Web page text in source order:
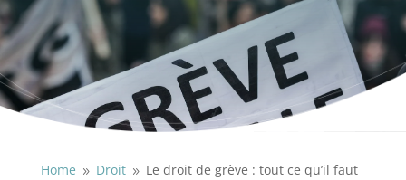
Home 9 Droit 9 Le droit de grève : tout ce qu’il faut